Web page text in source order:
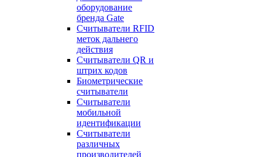
оборудование
бренда Gate
Считыватели RFID
меток дальнего
действия
Считыватели QR и
штрих кодов
Биометрические
считыватели
Считыватели
мобильной
идентификации
Считыватели
различных
производителей